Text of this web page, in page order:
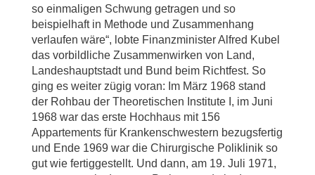
so einmaligen Schwung getragen und so
beispielhaft in Methode und Zusammenhang
verlaufen wäre“, lobte Finanzminister Alfred Kubel
das vorbildliche Zusammenwirken von Land,
Landeshauptstadt und Bund beim Richtfest. So
ging es weiter zügig voran: Im März 1968 stand
der Rohbau der Theoretischen Institute I, im Juni
1968 war das erste Hochhaus mit 156
Appartements für Krankenschwestern bezugsfertig
und Ende 1969 war die Chirurgische Poliklinik so
gut wie fertiggestellt. Und dann, am 19. Juli 1971,